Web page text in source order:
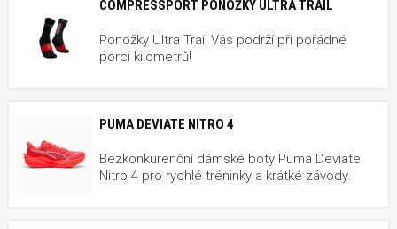
COMPRESSPORT PONOŽKY ULTRA TRAIL
Ponožky Ultra Trail Vás podrží při pořádné
porci kilometrů!
PUMA DEVIATE NITRO 4
Bezkonkurenční dámské boty Puma Deviate
Nitro 4 pro rychlé tréninky a krátké závody.